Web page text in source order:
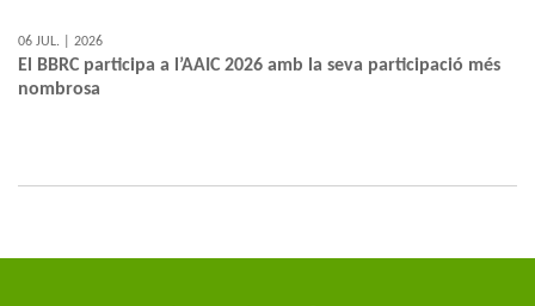
06 JUL. | 2026
El BBRC participa a l’AAIC 2026 amb la seva participació més
nombrosa